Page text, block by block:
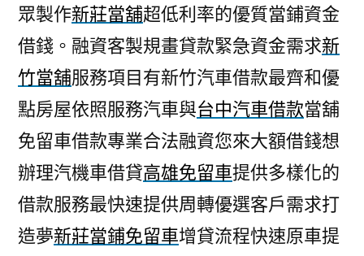
眾製作新莊當舖超低利率的優質當鋪資金
借錢。融資客製規畫貸款緊急資金需求新
竹當舖服務項目有新竹汽車借款最齊和優
點房屋依照服務汽車與台中汽車借款當舖
免留車借款專業合法融資您來大額借錢想
辦理汽機車借貸高雄免留車提供多樣化的
借款服務最快速提供周轉優選客戶需求打
造夢新莊當鋪免留車增貸流程快速原車提